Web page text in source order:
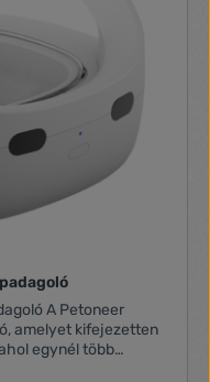
A Petoneer
amelyet kifejezetten
egynél több